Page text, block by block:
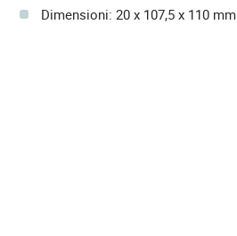
Dimensioni: 20 x 107,5 x 110 mm